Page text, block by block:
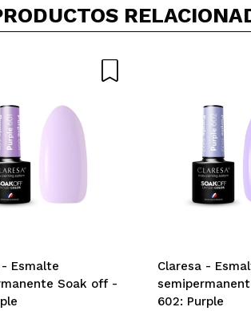
Esmalte
Soak off -
Claresa -
602: Purple